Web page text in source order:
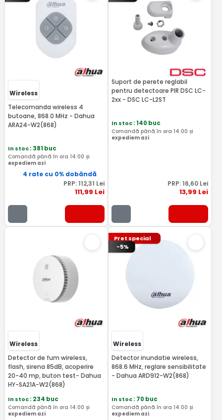
Wireless
Telecomanda wireless 4
butoane, 868.0 MHz - Dahua
ARA24-W2(868)
In stoc: 381 buc
Comandă până în ora 14:00 și
expediem azi
4 rate cu 0% dobândă
PRP: 112,31 Lei
111,99 Lei
Suport de perete reglabil
pentru detectoare PIR DSC LC-
2xx - DSC LC-L2ST
In stoc: 140 buc
Comandă până în ora 14:00 și
expediem azi
PRP: 16,60 Lei
13,99 Lei
Wireless
Detector de fum wireless,
flash, sirena 85dB, acoperire
20-40 mp, buton test- Dahua
HY-SA21A-W2(868)
In stoc: 234 buc
Comandă până în ora 14:00 și
expediem azi
Pret special
-5%
Wireless
Detector inundatie wireless,
868.6 MHz, reglare sensibilitate
- Dahua ARD912-W2(868)
In stoc: 70 buc
Comandă până în ora 14:00 și
expediem azi